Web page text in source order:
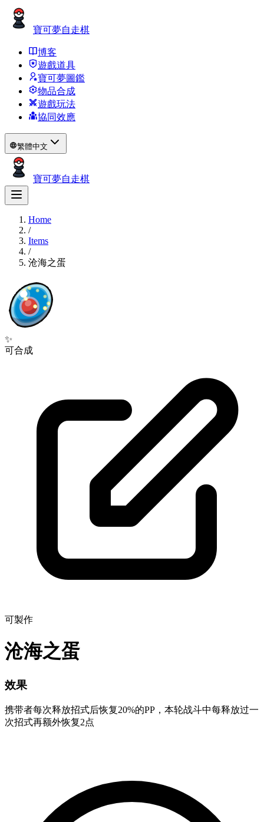
寶可夢自走棋
博客
遊戲道具
寶可夢圖鑑
物品合成
遊戲玩法
協同效應
繁體中文
寶可夢自走棋
Home
/
Items
/
沧海之蛋
✨
可合成
可製作
沧海之蛋
效果
携带者每次释放招式后恢复20%的PP，本轮战斗中每释放过一
次招式再额外恢复2点